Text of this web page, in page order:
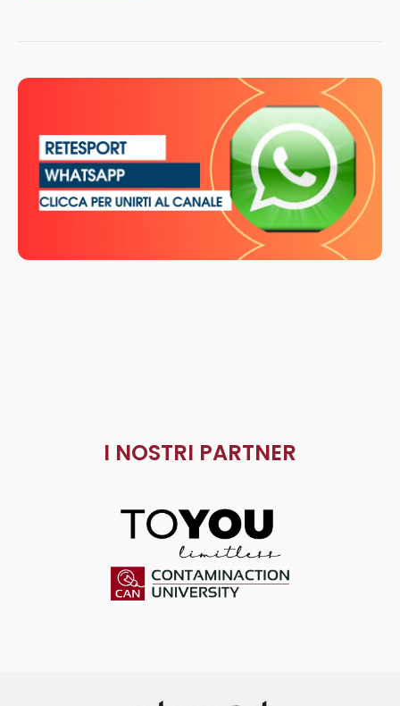
I NOSTRI PARTNER
ToYou